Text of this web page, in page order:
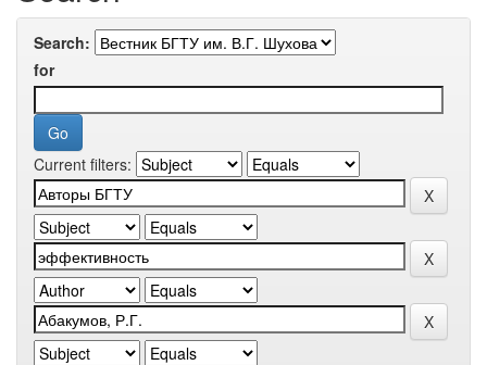
Search:
for
Current filters: